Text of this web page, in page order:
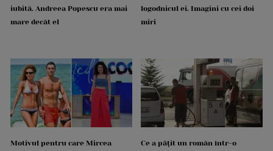
iubită. Andreea Popescu era mai
mare decât el
logodnicul ei. Imagini cu cei doi
miri
Motivul pentru care Mircea
Ce a pățit un român într-o